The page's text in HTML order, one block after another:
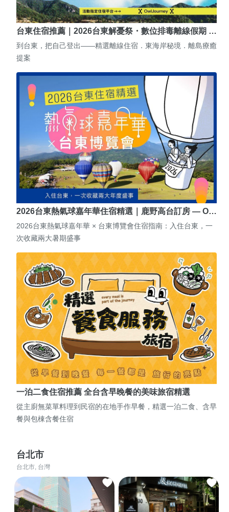
台東住宿推薦｜2026台東解憂祭・數位排毒離線假期 …
到台東，把自己登出——精選離線住宿．東海岸秘境．離島療癒
提案
2026台東熱氣球嘉年華住宿精選｜鹿野高台訂房 — O…
2026台東熱氣球嘉年華 × 台東博覽會住宿指南：入住台東，一
次收藏兩大暑期盛事
一泊二食住宿推薦 全台含早晚餐的美味旅宿精選
從主廚無菜單料理到民宿的在地手作早餐，精選一泊二食、含早
餐與包棟含餐住宿
台北市
台北市, 台灣